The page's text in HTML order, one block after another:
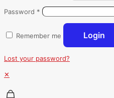
Password *
Remember me Login
Lost your password?
✕